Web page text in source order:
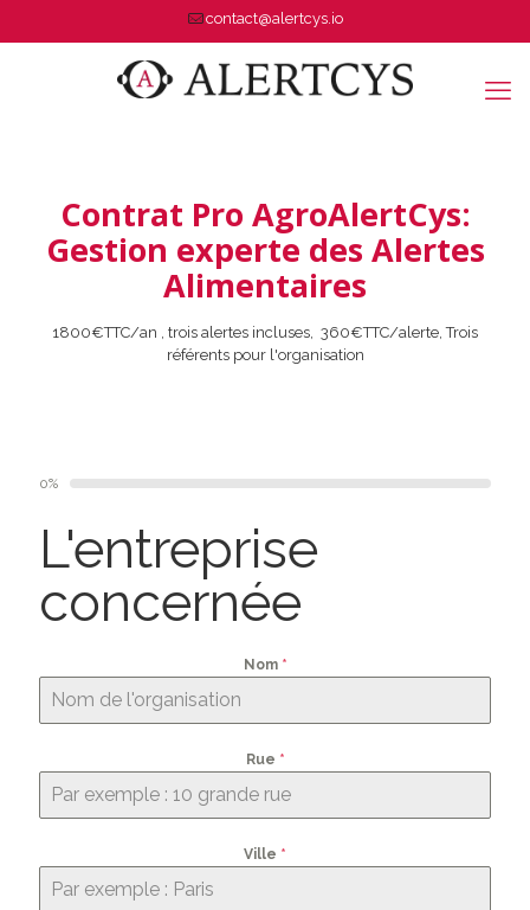
contact@alertcys.io
Contrat Pro AgroAlertCys:
Gestion experte des Alertes
Alimentaires
1800€TTC/an , trois alertes incluses, 360€TTC/alerte, Trois
référents pour l'organisation
0%
L'entreprise
concernée
Nom *
Rue *
Ville *